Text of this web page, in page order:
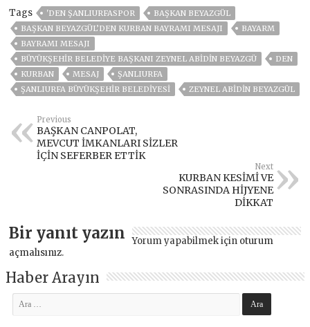
Tags 'DEN ŞANLIURFASPOR
BAŞKAN BEYAZGÜL
BAŞKAN BEYAZGÜL’DEN KURBAN BAYRAMI MESAJI
BAYARM
BAYRAMI MESAJI
BÜYÜKŞEHIR BELEDIYE BAŞKANI ZEYNEL ABIDIN BEYAZGÜ
DEN
KURBAN
MESAJ
ŞANLIURFA
ŞANLIURFA BÜYÜKŞEHIR BELEDIYESI
ZEYNEL ABİDİN BEYAZGÜL
Previous
BAŞKAN CANPOLAT,
MEVCUT İMKANLARI SİZLER
İÇİN SEFERBER ETTİK
Next
KURBAN KESİMİ VE
SONRASINDA HİJYENE
DİKKAT
Bir yanıt yazın Yorum yapabilmek için oturum
açmalısınız.
Haber Arayın